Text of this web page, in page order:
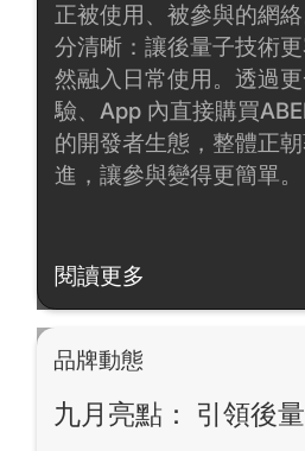
正被使用、被參與的網
分清晰：讓後量子技術
然融入日常使用。透過
驗、App 內直接購買
的開發者生態，整體正
進，讓參與變得更簡單。
閱讀更多
閱讀更多
品牌動態
九月亮點： 引領後